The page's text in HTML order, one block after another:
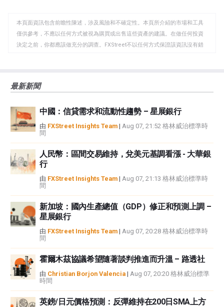
板
本頁面資訊包含前瞻性陳述，涉及風險和不確定性。本頁所介紹的市場和工具
僅供參考，不應以任何方式被視為購買或出售這些資產的建議。在做任何投資
決定之前，你都應該做充分的調查。FXStreet不以任何方式保證該資訊沒有錯
觀點，並不代表FXStreet或其廣告商的官方政策或立場。作者不對本頁連結的
如果文章正文中沒有明確提到，在撰寫本文時，作者在本文中提到的任何股票
中都沒有頭寸，也沒有與文中提到的任何公司有業務關係。除了FXStreet，作
者沒有收到撰寫這篇文章的報酬。
FXStreet和作者不提供個性化的建議。作者對該資訊的準確性、完整性或適用
性不作任何陳述。FXStreet和作者將不承擔任何錯誤，遺漏或任何損失，傷害
或損害由此資訊及其顯示或使用引起的。錯誤和遺漏除外。本文作者和
FXStreet並非註冊投資顧問，本文內容無意提供任何投資建議。
最新新聞
中國：信貸需求和流動性趨勢 – 星展銀行
由 FXStreet Insights Team | Aug 07, 21:52 格林威治標準時
間
人民幣：區間交易維持，兌美元基調看漲 - 大華銀
行
由 FXStreet Insights Team | Aug 07, 21:13 格林威治標準時
間
新加坡：國內生產總值（GDP）修正和預測上調 –
星展銀行
由 FXStreet Insights Team | Aug 07, 20:28 格林威治標準時
間
霍爾木茲協議希望隨著談判推進而升溫 – 路透社
由 Christian Borjon Valencia | Aug 07, 20:20 格林威治標準
時間
英鎊/日元價格預測：反彈維持在200日SMA上方